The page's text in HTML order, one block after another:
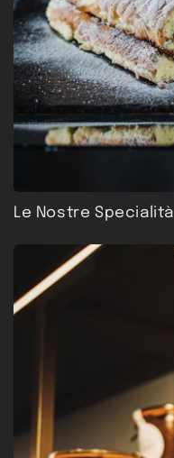
Le Nostre Specialità